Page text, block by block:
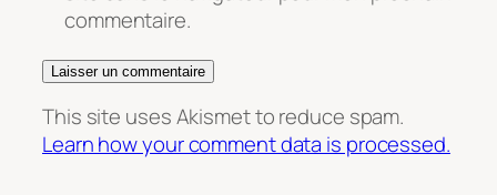
commentaire.
This site uses Akismet to reduce spam.
Learn how your comment data is processed.